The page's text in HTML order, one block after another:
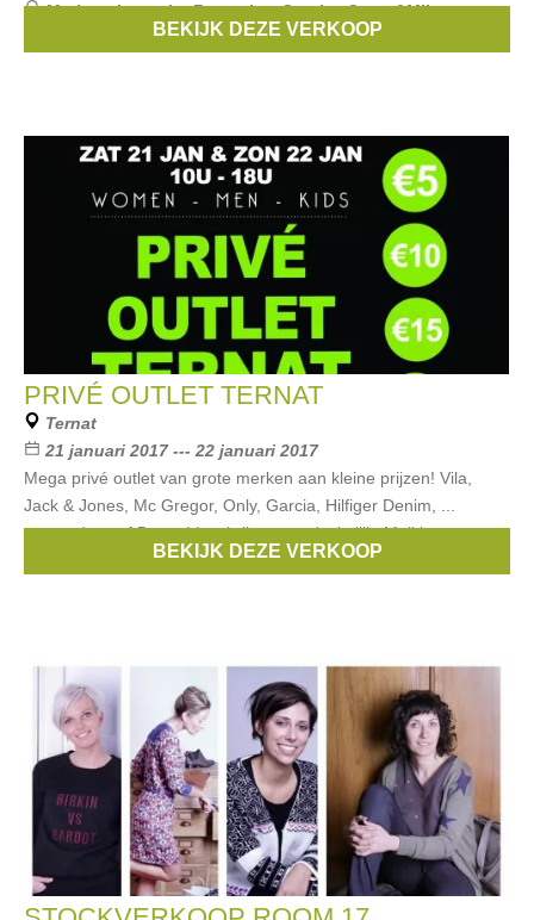
Merken:La petite Française,Sparkz,Grace&Mila,
Ontour, ...
BEKIJK DEZE VERKOOP
PRIVÉ OUTLET TERNAT
Ternat
21 januari 2017 --- 22 januari 2017
Mega privé outlet van grote merken aan kleine prijzen! Vila,
Jack & Jones, Mc Gregor, Only, Garcia, Hilfiger Denim, ...
startend vanaf 5 euro! Inschrijven noodzakelijk: Mail je naam en
McGregor,Only,Garcia,Vila,Amelie & Amelie
BEKIJK DEZE VERKOOP